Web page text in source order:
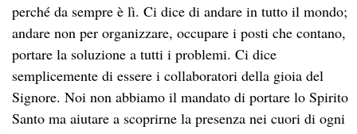
perché da sempre è lì. Ci dice di andare in tutto il mondo;
andare non per organizzare, occupare i posti che contano,
portare la soluzione a tutti i problemi. Ci dice
semplicemente di essere i collaboratori della gioia del
Signore. Noi non abbiamo il mandato di portare lo Spirito
Santo ma aiutare a scoprirne la presenza nei cuori di ogni